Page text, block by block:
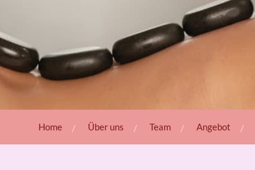
Home Über uns Team Angebot